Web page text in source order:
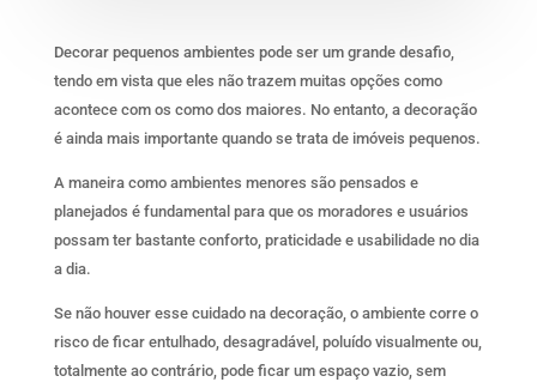
Decorar pequenos ambientes pode ser um grande desafio,
tendo em vista que eles não trazem muitas opções como
acontece com os como dos maiores. No entanto, a decoração
é ainda mais importante quando se trata de imóveis pequenos.
A maneira como ambientes menores são pensados e
planejados é fundamental para que os moradores e usuários
possam ter bastante conforto, praticidade e usabilidade no dia
a dia.
Se não houver esse cuidado na decoração, o ambiente corre o
risco de ficar entulhado, desagradável, poluído visualmente ou,
totalmente ao contrário, pode ficar um espaço vazio, sem